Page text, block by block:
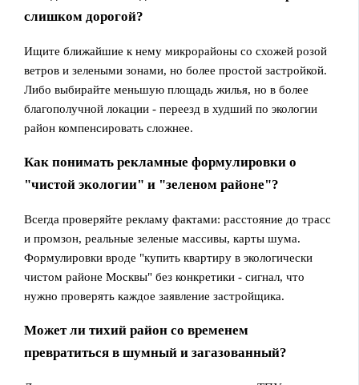
слишком дорогой?
Ищите ближайшие к нему микрорайоны со схожей розой
ветров и зелеными зонами, но более простой застройкой.
Либо выбирайте меньшую площадь жилья, но в более
благополучной локации - переезд в худший по экологии
район компенсировать сложнее.
Как понимать рекламные формулировки о
"чистой экологии" и "зеленом районе"?
Всегда проверяйте рекламу фактами: расстояние до трасс
и промзон, реальные зеленые массивы, карты шума.
Формулировки вроде "купить квартиру в экологически
чистом районе Москвы" без конкретики - сигнал, что
нужно проверять каждое заявление застройщика.
Может ли тихий район со временем
превратиться в шумный и загазованный?